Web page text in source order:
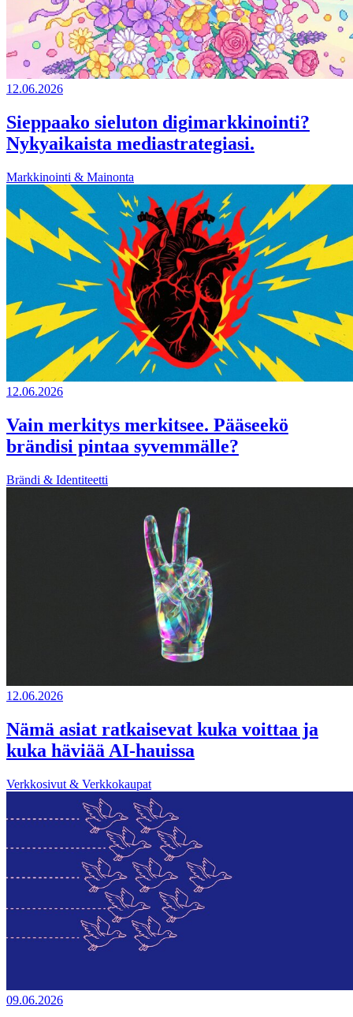
12.06.2026
Sieppaako sieluton digimarkkinointi?
Nykyaikaista mediastrategiasi.
Markkinointi & Mainonta
12.06.2026
Vain merkitys merkitsee. Pääseekö
brändisi pintaa syvemmälle?
Brändi & Identiteetti
12.06.2026
Nämä asiat ratkaisevat kuka voittaa ja
kuka häviää AI-hauissa
Verkkosivut & Verkkokaupat
09.06.2026